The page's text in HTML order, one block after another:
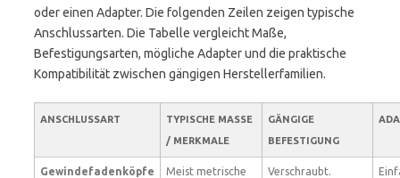
oder einen Adapter. Die folgenden Zeilen zeigen typische
Anschlussarten. Die Tabelle vergleicht Maße,
Befestigungsarten, mögliche Adapter und die praktische
Kompatibilität zwischen gängigen Herstellerfamilien.
ANSCHLUSSART
TYPISCHE MASSE /
MERKMALE
GÄNGIGE
BEFESTIGUNG
Gewindefadenköpfe
Meist metrische
Verschraubt.